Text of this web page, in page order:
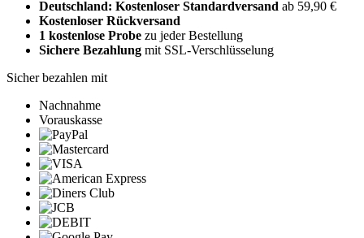
Deutschland: Kostenloser Standardversand ab 59,90 €
Kostenloser Rückversand
1 kostenlose Probe zu jeder Bestellung
Sichere Bezahlung mit SSL-Verschlüsselung
Sicher bezahlen mit
Nachnahme
Vorauskasse